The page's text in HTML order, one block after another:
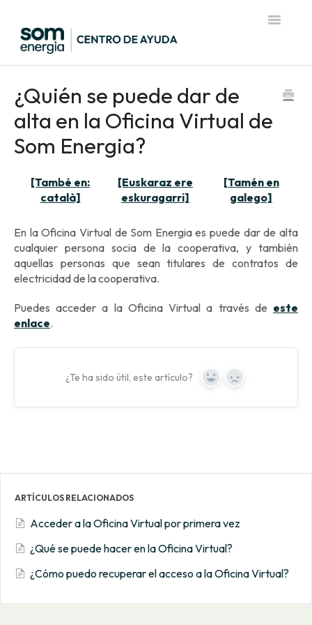
Toggle
¿Quién se puede dar de
alta en la Oficina Virtual de
Som Energia?
[També en:
català]
[Euskaraz ere
eskuragarri]
[Tamén en
galego]
En la Oficina Virtual de Som Energia es puede dar de alta
cualquier persona socia de la cooperativa, y también
aquellas personas que sean titulares de contratos de
electricidad de la cooperativa.
Puedes acceder a la Oficina Virtual a través de este
enlace.
¿Te ha sido útil, este artículo? Yes No
ARTÍCULOS RELACIONADOS
Acceder a la Oficina Virtual por primera vez
¿Qué se puede hacer en la Oficina Virtual?
¿Cómo puedo recuperar el acceso a la Oficina Virtual?